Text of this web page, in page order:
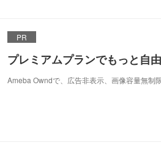
PR
プレミアムプランでもっと自
Ameba Owndで、広告非表示、画像容量無制